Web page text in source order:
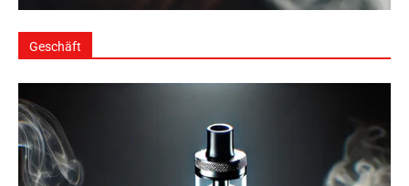
Geschäft